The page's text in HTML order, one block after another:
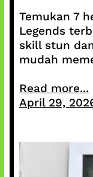
Temukan 7
Legends
skill stun
mudah
Read more...
April 29,